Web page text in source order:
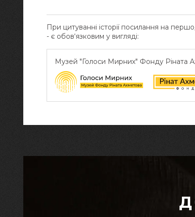
При цитуванні історії посилання на
- є обов‘язковим у вигляді:
Музей "Голоси Мирних" Фонду Ріната